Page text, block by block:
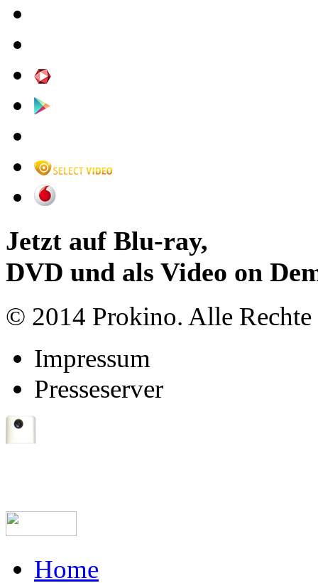
Jetzt auf Blu-ray,
DVD und als Video on
© 2014 Prokino. Alle Rechte
Impressum
Presseserver
Home